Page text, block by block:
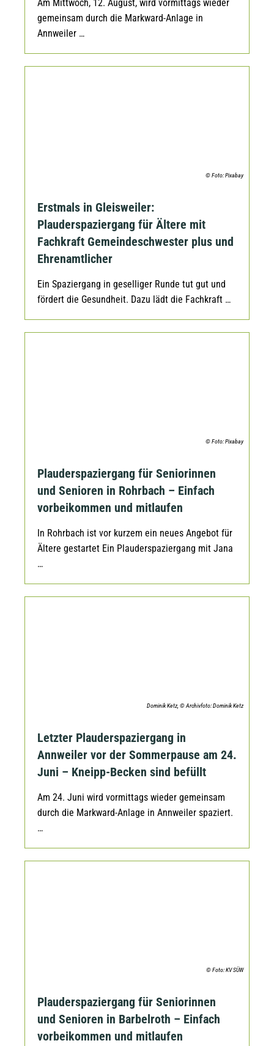
Am Mittwoch, 12. August, wird vormittags wieder
gemeinsam durch die Markward-Anlage in
Annweiler …
© Foto: Pixabay
Erstmals in Gleisweiler:
Plauderspaziergang für Ältere mit
Fachkraft Gemeindeschwester plus und
Ehrenamtlicher
Ein Spaziergang in geselliger Runde tut gut und
fördert die Gesundheit. Dazu lädt die Fachkraft …
© Foto: Pixabay
Plauderspaziergang für Seniorinnen
und Senioren in Rohrbach – Einfach
vorbeikommen und mitlaufen
In Rohrbach ist vor kurzem ein neues Angebot für
Ältere gestartet Ein Plauderspaziergang mit Jana
…
Dominik Ketz, © Archivfoto: Dominik Ketz
Letzter Plauderspaziergang in
Annweiler vor der Sommerpause am 24.
Juni – Kneipp-Becken sind befüllt
Am 24. Juni wird vormittags wieder gemeinsam
durch die Markward-Anlage in Annweiler spaziert.
…
© Foto: KV SÜW
Plauderspaziergang für Seniorinnen
und Senioren in Barbelroth – Einfach
vorbeikommen und mitlaufen